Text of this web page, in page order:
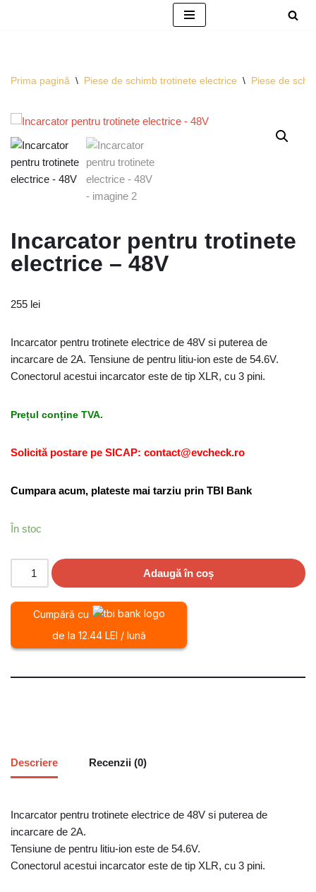
Prima pagină \ Piese de schimb trotinete electrice \ Piese de
Incarcator pentru trotinete
electrice – 48V
255 lei
Incarcator pentru trotinete electrice de 48V si puterea de
incarcare de 2A. Tensiune de pentru litiu-ion este de 54.6V.
Conectorul acestui incarcator este de tip XLR, cu 3 pini.
Prețul conține TVA.
Solicită postare pe SICAP: contact@evcheck.ro
Cumpara acum, plateste mai tarziu prin TBI Bank
În stoc
Adaugă în coș
Cumpără cu
de la 12.44 LEI / lună
Descriere Recenzii (0)
Incarcator pentru trotinete electrice de 48V si puterea de
incarcare de 2A.
Tensiune de pentru litiu-ion este de 54.6V.
Conectorul acestui incarcator este de tip XLR, cu 3 pini.